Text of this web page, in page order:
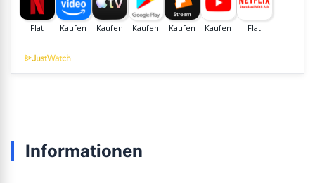
Informationen